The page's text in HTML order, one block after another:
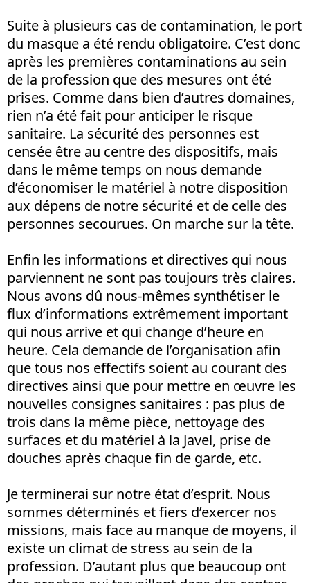
Suite à plusieurs cas de contamination, le port
du masque a été rendu obligatoire. C’est donc
après les premières contaminations au sein
de la profession que des mesures ont été
prises. Comme dans bien d’autres domaines,
rien n’a été fait pour anticiper le risque
sanitaire. La sécurité des personnes est
censée être au centre des dispositifs, mais
dans le même temps on nous demande
d’économiser le matériel à notre disposition
aux dépens de notre sécurité et de celle des
personnes secourues. On marche sur la tête.
Enfin les informations et directives qui nous
parviennent ne sont pas toujours très claires.
Nous avons dû nous-mêmes synthétiser le
flux d’informations extrêmement important
qui nous arrive et qui change d’heure en
heure. Cela demande de l’organisation afin
que tous nos effectifs soient au courant des
directives ainsi que pour mettre en œuvre les
nouvelles consignes sanitaires : pas plus de
trois dans la même pièce, nettoyage des
surfaces et du matériel à la Javel, prise de
douches après chaque fin de garde, etc.
Je terminerai sur notre état d’esprit. Nous
sommes déterminés et fiers d’exercer nos
missions, mais face au manque de moyens, il
existe un climat de stress au sein de la
profession. D’autant plus que beaucoup ont